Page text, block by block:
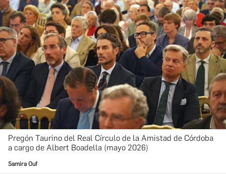
Pregón Taurino del Real Círculo de la Amistad de Córdoba
a cargo de Albert Boadella (mayo 2026)
Samira Ouf